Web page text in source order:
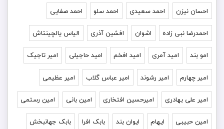
احسان نیزن احمد سعیدی احمد سلو احمد صفایی
احمدرضا نبی زاده اشوان افشین آذری الیاس یالچینتاش
امو بند امید آمری امید افخم امید حاجیلی امیر تاجیک
امیر چهارم امیر رشوند امیر عباس گلاب امیر عظیمی
امیر علی بهادری امیرحسین افتخاری امین بانی امین رستمی
امین حبیبی ایهام ایوان بند بابک افرا بابک جهانبخش